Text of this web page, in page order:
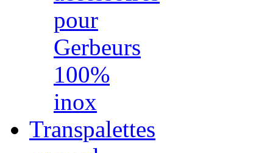
pour
Gerbeurs
100%
inox
Transpalettes